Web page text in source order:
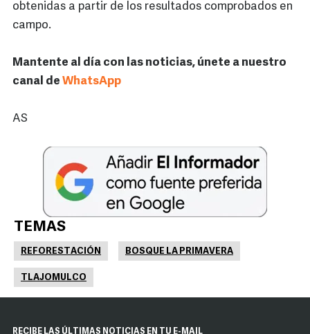
obtenidas a partir de los resultados comprobados en
campo.
Mantente al día con las noticias, únete a nuestro
canal de WhatsApp
AS
TEMAS
REFORESTACIÓN BOSQUE LA PRIMAVERA
TLAJOMULCO
RECIBE LAS ÚLTIMAS NOTICIAS EN TU E-MAIL